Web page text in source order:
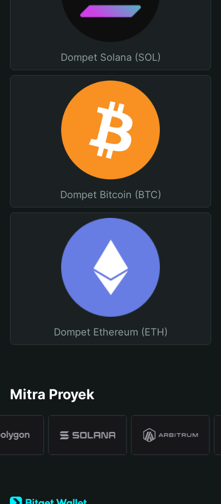
Dompet Solana (SOL)
Dompet Bitcoin (BTC)
Dompet Ethereum (ETH)
Mitra Proyek